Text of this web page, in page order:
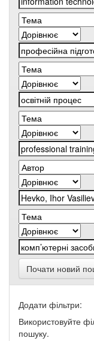
Почати новий
Додати фільтри:
Використовуйте
пошуку.